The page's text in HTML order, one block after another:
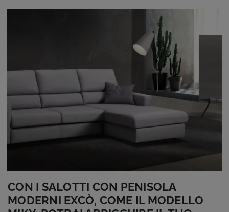
CON I SALOTTI CON PENISOLA
MODERNI EXCÒ, COME IL MODELLO